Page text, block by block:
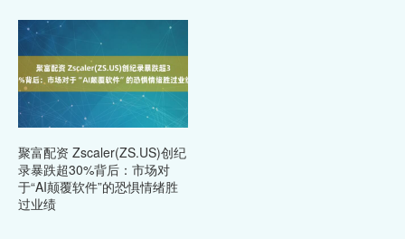
聚富配资 Zscaler(ZS.US)创纪
录暴跌超30%背后：市场对
于“AI颠覆软件”的恐惧情绪胜
过业绩